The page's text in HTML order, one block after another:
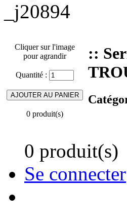
_j20894
Cliquer sur l'image
pour agrandir
Quantité :
0 produit(s)
::
0 produit(s)
Se connecter